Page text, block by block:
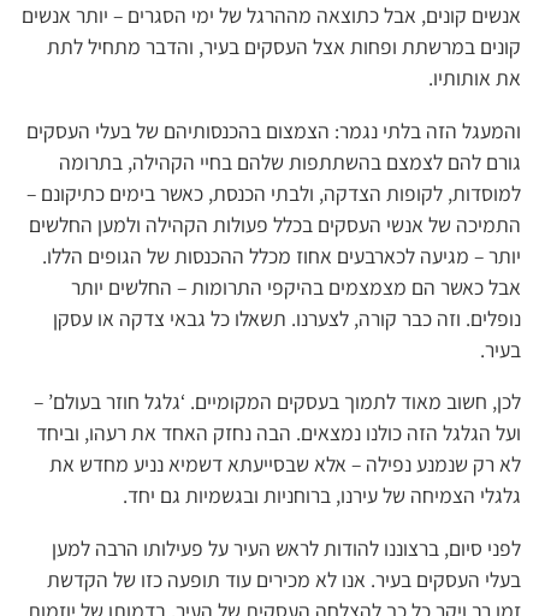
אנשים קונים, אבל כתוצאה מההרגל של ימי הסגרים – יותר אנשים
קונים במרשתת ופחות אצל העסקים בעיר, והדבר מתחיל לתת
את אותותיו.
והמעגל הזה בלתי נגמר: הצמצום בהכנסותיהם של בעלי העסקים
גורם להם לצמצם בהשתתפות שלהם בחיי הקהילה, בתרומה
למוסדות, לקופות הצדקה, ולבתי הכנסת, כאשר בימים כתיקונם –
התמיכה של אנשי העסקים בכלל פעולות הקהילה ולמען החלשים
יותר – מגיעה לכארבעים אחוז מכלל ההכנסות של הגופים הללו.
אבל כאשר הם מצמצמים בהיקפי התרומות – החלשים יותר
נופלים. וזה כבר קורה, לצערנו. תשאלו כל גבאי צדקה או עסקן
בעיר.
לכן, חשוב מאוד לתמוך בעסקים המקומיים. ‘גלגל חוזר בעולם’ –
ועל הגלגל הזה כולנו נמצאים. הבה נחזק האחד את רעהו, וביחד
לא רק שנמנע נפילה – אלא שבסייעתא דשמיא נניע מחדש את
גלגלי הצמיחה של עירנו, ברוחניות ובגשמיות גם יחד.
לפני סיום, ברצוננו להודות לראש העיר על פעילותו הרבה למען
בעלי העסקים בעיר. אנו לא מכירים עוד תופעה כזו של הקדשת